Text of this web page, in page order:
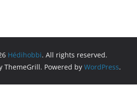
Hédihobbi. All rights reserved.
ThemeGrill. Powered by WordPress.